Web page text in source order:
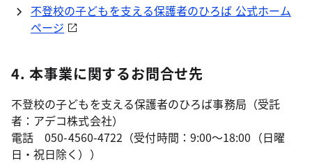
不登校の子どもを支える保護者のひろば 公式ホーム
ページ
4. 本事業に関するお問合せ先
不登校の子どもを支える保護者のひろば事務局（受託
者：アデコ株式会社）
電話 050-4560-4722（受付時間：9:00～18:00（日曜
日・祝日除く））